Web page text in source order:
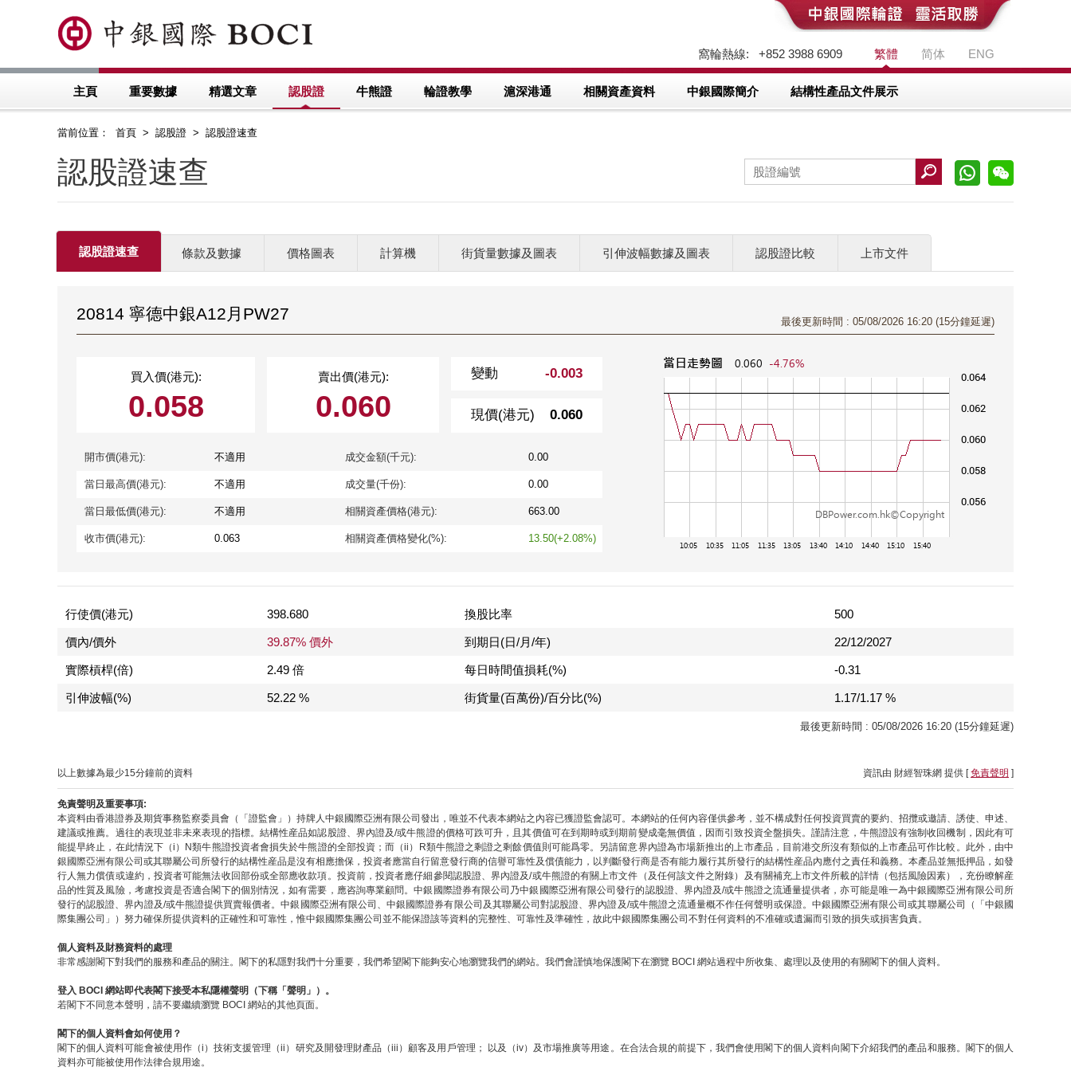
繁體 简体 ENG
窩輪熱線: +852 3988 6909
主頁 重要數據 精選文章 認股證 牛熊證 輪證教學 滬深港通 相關資產資料 中銀國際簡介 結構性產品文件展示
當前位置： 首頁 > 認股證 > 認股證速查
認股證速查
認股證速查 條款及數據 價格圖表 計算機 街貨量數據及圖表 引伸波幅數據及圖表 認股證比較 上市文件
20814 寧德中銀A12月PW27 最後更新時間 : 05/08/2026 16:20 (15分鐘延遲)
買入價(港元):
0.058
賣出價(港元):
0.060
變動 -0.003
現價(港元) 0.060
開市價(港元): 不適用 成交金額(千元): 0.00
當日最高價(港元): 不適用 成交量(千份): 0.00
當日最低價(港元): 不適用 相關資產價格(港元): 663.00
收市價(港元): 0.063 相關資產價格變化(%): 13.50(+2.08%)
行使價(港元) 398.680 換股比率 500
價內/價外 39.87% 價外 到期日(日/月/年) 22/12/2027
實際槓桿(倍) 2.49 倍 每日時間值損耗(%) -0.31
引伸波幅(%) 52.22 % 街貨量(百萬份)/百分比(%) 1.17/1.17 %
最後更新時間 : 05/08/2026 16:20 (15分鐘延遲)
以上數據為最少15分鐘前的資料 資訊由 財經智珠網 提供 [免責聲明 ]
免責聲明及重要事項:
本資料由香港證券及期貨事務監察委員會（「證監會」）持牌人中銀國際亞洲有限公司發出，唯並不代表本網站之內容已獲證監會認可。本網站的任何內容僅供參考，並不構成對任何投資買賣的要約、招攬或邀請、誘使、申述、
建議或推薦。過往的表現並非未來表現的指標。結構性産品如認股證、界內證及/或牛熊證的價格可跌可升，且其價值可在到期時或到期前變成毫無價值，因而引致投資全盤損失。謹請注意，牛熊證設有強制收回機制，因此有可
能提早終止，在此情況下（i）N類牛熊證投資者會損失於牛熊證的全部投資；而（ii）R類牛熊證之剩證之剩餘價值則可能爲零。另請留意界內證為市場新推出的上市產品，目前港交所沒有類似的上市產品可作比較。此外，由中
銀國際亞洲有限公司或其聯屬公司所發行的結構性産品是沒有相應擔保，投資者應當自行留意發行商的信譽可靠性及償債能力，以判斷發行商是否有能力履行其所發行的結構性産品內應付之責任和義務。本產品並無抵押品，如發
行人無力償債或違約，投資者可能無法收回部份或全部應收款項。投資前，投資者應仔細參閱認股證、界內證及/或牛熊證的有關上市文件（及任何該文件之附錄）及有關補充上市文件所載的詳情（包括風險因素），充份瞭解産
品的性質及風險，考慮投資是否適合閣下的個別情況，如有需要，應咨詢專業顧問。中銀國際證券有限公司乃中銀國際亞洲有限公司發行的認股證、界內證及/或牛熊證之流通量提供者，亦可能是唯一為中銀國際亞洲有限公司所
發行的認股證、界內證及/或牛熊證提供買賣報價者。中銀國際亞洲有限公司、中銀國際證券有限公司及其聯屬公司對認股證、界內證及/或牛熊證之流通量概不作任何聲明或保證。中銀國際亞洲有限公司或其聯屬公司（「中銀國
際集團公司」）努力確保所提供資料的正確性和可靠性，惟中銀國際集團公司並不能保證該等資料的完整性、可靠性及準確性，故此中銀國際集團公司不對任何資料的不准確或遺漏而引致的損失或損害負責。
個人資料及財務資料的處理
非常感謝閣下對我們的服務和產品的關注。閣下的私隱對我們十分重要，我們希望閣下能夠安心地瀏覽我們的網站。我們會謹慎地保護閣下在瀏覽 BOCI 網站過程中所收集、處理以及使用的有關閣下的個人資料。
登入 BOCI 網站即代表閣下接受本私隱權聲明（下稱「聲明」）。
若閣下不同意本聲明，請不要繼續瀏覽 BOCI 網站的其他頁面。
閣下的個人資料會如何使用？
閣下的個人資料可能會被使用作（i）技術支援管理（ii）研究及開發理財產品（iii）顧客及用戶管理； 以及（iv）及市場推廣等用途。在合法合規的前提下，我們會使用閣下的個人資料向閣下介紹我們的產品和服務。閣下的個人
資料亦可能被使用作法律合規用途。